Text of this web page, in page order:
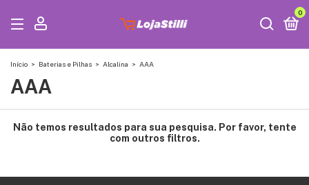
0
Início > Baterias e Pilhas > Alcalina > AAA
AAA
Não temos resultados para sua pesquisa. Por favor, tente
com outros filtros.